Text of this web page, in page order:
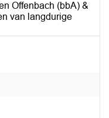
Offenbach (bbA) &
van langdurige